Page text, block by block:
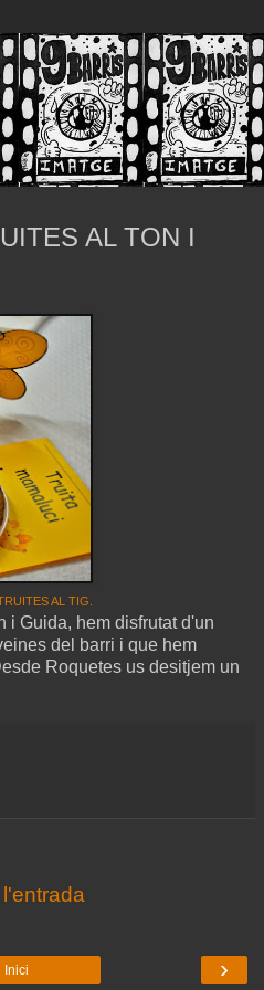
AL TON I
AL TIG.
i Guida, hem disfrutat d'un
del barri i que hem
Roquetes us desitjem un
›
Inici